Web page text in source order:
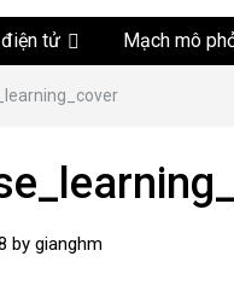
tử Mạch mô
by gianghm